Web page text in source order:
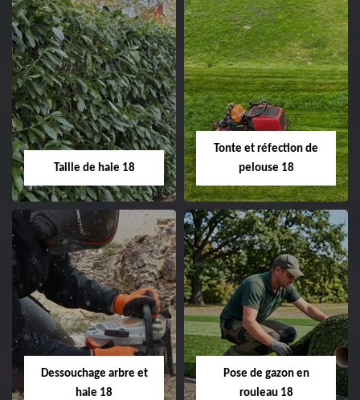
Elagage d'arbre 18
Entreprise élagage
d'arbre 18 Cher tel:
02.52.56.49.40
Abattage d'arbres
18
Entreprise abattage
Taille de haie 18
Taille de haie 18
Entreprise taille de haie
18 Cher tel:
02.52.56.49.40
Tonte et réfection de
pelouse 18
Tonte et réfection
de pelouse 18
Entreprise tonte et
Cher tel: 02.52.56.49.40
Dessouchage arbre et
haie 18
Pose de gazon en
rouleau 18